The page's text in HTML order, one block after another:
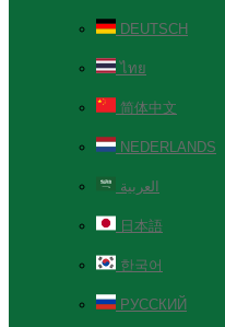
DEUTSCH
ไทย
简体中文
NEDERLANDS
العربية
日本語
한국어
РУССКИЙ